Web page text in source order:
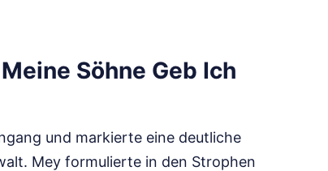
Söhne Geb Ich
und markierte eine deutliche
Mey formulierte in den Strophen